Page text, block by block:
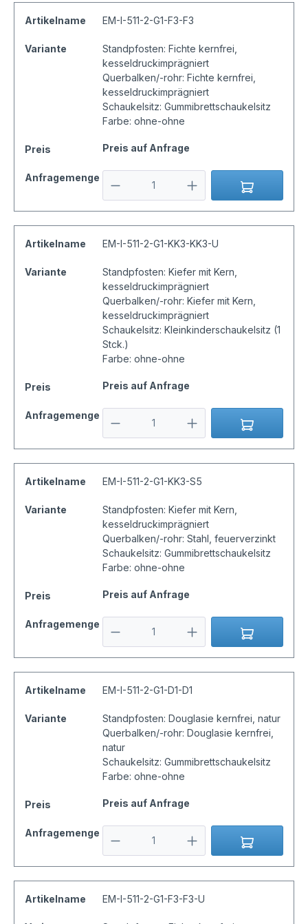
Artikelname EM-I-511-2-G1-F3-F3
Variante
Standpfosten: Fichte kernfrei,
kesseldruckimprägniert
Querbalken/-rohr: Fichte kernfrei,
kesseldruckimprägniert
Schaukelsitz: Gummibrettschaukelsitz
Farbe: ohne-ohne
Preis Preis auf Anfrage
Anfragemenge
Artikelname EM-I-511-2-G1-KK3-KK3-U
Variante
Standpfosten: Kiefer mit Kern,
kesseldruckimprägniert
Querbalken/-rohr: Kiefer mit Kern,
kesseldruckimprägniert
Schaukelsitz: Kleinkinderschaukelsitz (1
Stck.)
Farbe: ohne-ohne
Preis Preis auf Anfrage
Anfragemenge
Artikelname EM-I-511-2-G1-KK3-S5
Variante
Standpfosten: Kiefer mit Kern,
kesseldruckimprägniert
Querbalken/-rohr: Stahl, feuerverzinkt
Schaukelsitz: Gummibrettschaukelsitz
Farbe: ohne-ohne
Preis Preis auf Anfrage
Anfragemenge
Artikelname EM-I-511-2-G1-D1-D1
Variante
Standpfosten: Douglasie kernfrei, natur
Querbalken/-rohr: Douglasie kernfrei,
natur
Schaukelsitz: Gummibrettschaukelsitz
Farbe: ohne-ohne
Preis Preis auf Anfrage
Anfragemenge
Artikelname EM-I-511-2-G1-F3-F3-U